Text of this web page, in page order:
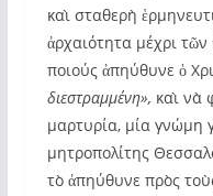
καὶ σταθερὴ
ἀρχαιότητα μέχρι
ποιούς ἀπηύθυνε ὁ
διεστραμμένη», καὶ νὰ
μαρτυρία, μία γνώμη
μητροπολίτης
τὸ ἀπηύθυνε πρὸς